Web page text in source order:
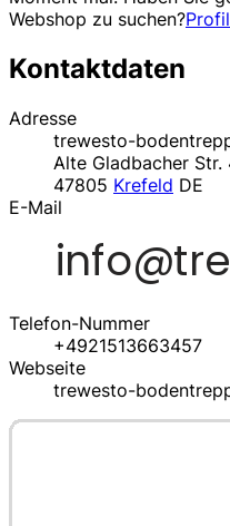
Webshop zu suchen?
Kontaktdaten
Adresse
trewesto-
Alte Gladbacher Str.
47805 Krefeld DE
E-Mail
Telefon-Nummer
+4921513663457
Webseite
trewesto-